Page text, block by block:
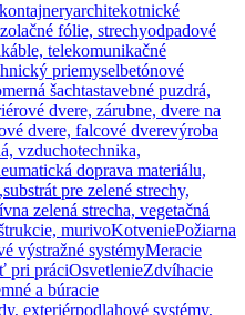
architekotnické
fólie, strechyodpadové
káble, telekomunikačné
priemyselbetónové
šachtastavebné puzdrá,
dvere, zárubne, dvere na
dvere, falcové dverevýroba
vzduchotechnika,
doprava materiálu,
substrát pre zelené strechy,
zelená strecha, vegetačná
murivoKotveniePožiarna
výstražné systémyMeracie
pri práciOsvetlenieZdvíhacie
a búracie
exteriérpodlahové systémy,